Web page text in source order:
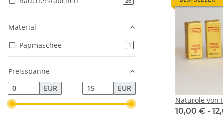
Naturöle von
10,00 € -
Material
Papmaschee
1Artikel gefunden
Preisspanne
EUR
EUR